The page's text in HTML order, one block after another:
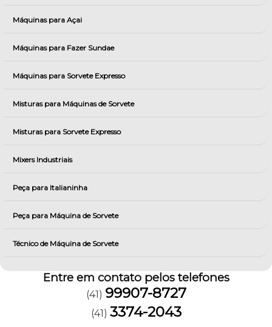
Máquinas para Açai
Máquinas para Fazer Sundae
Máquinas para Sorvete Expresso
Misturas para Máquinas de Sorvete
Misturas para Sorvete Expresso
Mixers Industriais
Peça para Italianinha
Peça para Máquina de Sorvete
Técnico de Máquina de Sorvete
Entre em contato pelos telefones
(41) 99907-8727
(41) 3374-2043